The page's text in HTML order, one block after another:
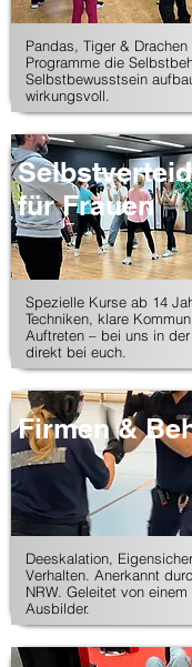
​​Pandas, Tiger &
Programme die
Selbstbewusstsein
wirkungsvoll.
für Frauen
​Spezielle Kurse ab 14
Techniken, klare
Auftreten – bei uns in
direkt bei euch.
Firmen &
​Deeskalation,
Verhalten. Anerkannt
NRW. Geleitet von
Ausbilder.